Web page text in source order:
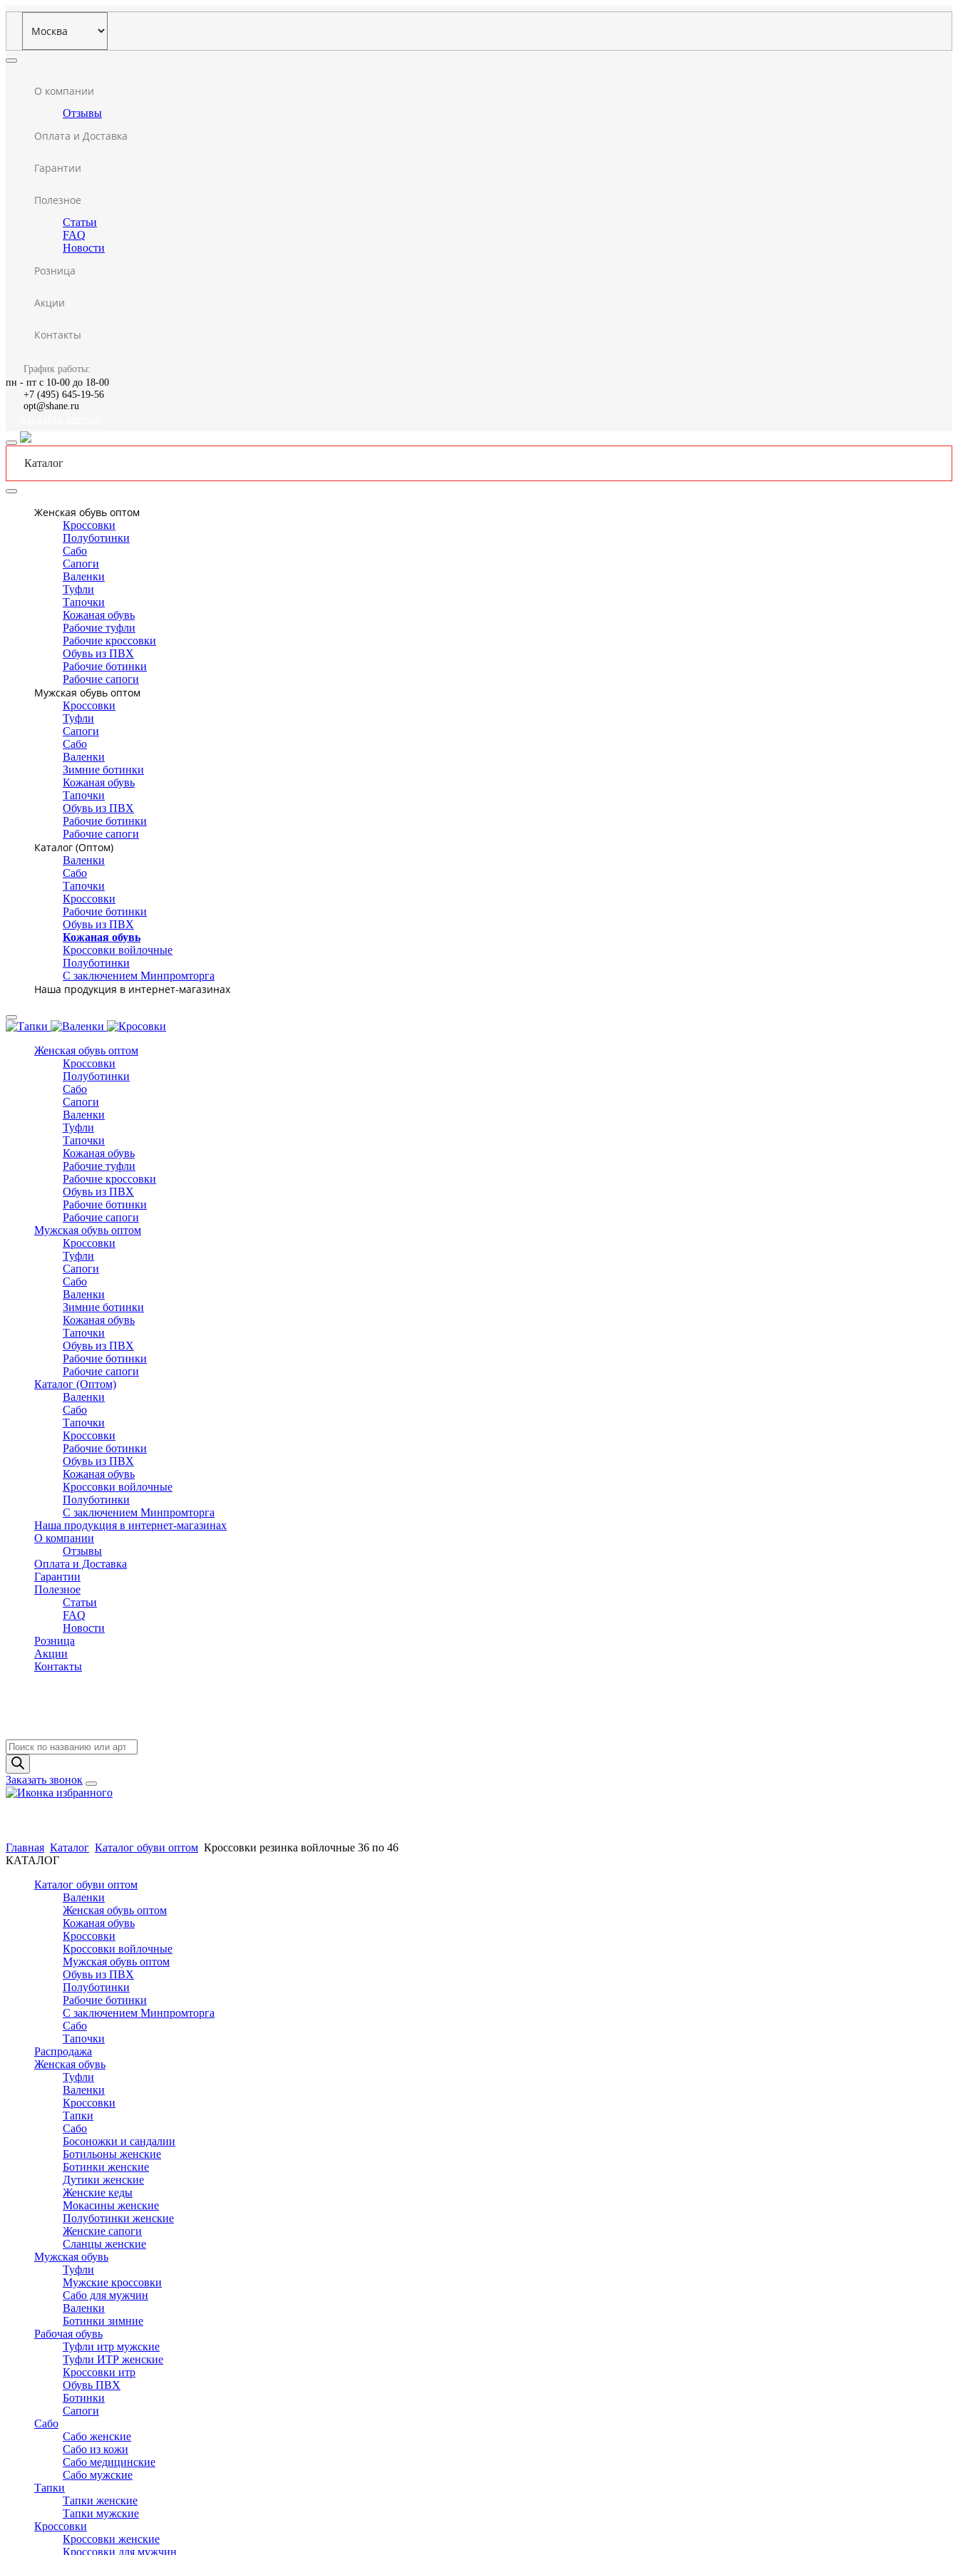
О компании
Отзывы
Оплата и Доставка
Гарантии
Полезное
Статьи
FAQ
Новости
Розница
Акции
Контакты
График работы:
пн - пт с 10-00 до 18-00
+7 (495) 645-19-56
opt@shane.ru
Каталог
Женская обувь оптом
Кроссовки
Полуботинки
Сабо
Сапоги
Валенки
Туфли
Тапочки
Кожаная обувь
Рабочие туфли
Рабочие кроссовки
Обувь из ПВХ
Рабочие ботинки
Рабочие сапоги
Мужская обувь оптом
Кроссовки
Туфли
Сапоги
Сабо
Валенки
Зимние ботинки
Кожаная обувь
Тапочки
Обувь из ПВХ
Рабочие ботинки
Рабочие сапоги
Каталог (Оптом)
Валенки
Сабо
Тапочки
Кроссовки
Рабочие ботинки
Обувь из ПВХ
Кожаная обувь
Кроссовки войлочные
Полуботинки
С заключением Минпромторга
Наша продукция в интернет-магазинах
Женская обувь оптом
Кроссовки
Полуботинки
Сабо
Сапоги
Валенки
Туфли
Тапочки
Кожаная обувь
Рабочие туфли
Рабочие кроссовки
Обувь из ПВХ
Рабочие ботинки
Рабочие сапоги
Мужская обувь оптом
Кроссовки
Туфли
Сапоги
Сабо
Валенки
Зимние ботинки
Кожаная обувь
Тапочки
Обувь из ПВХ
Рабочие ботинки
Рабочие сапоги
Каталог (Оптом)
Валенки
Сабо
Тапочки
Кроссовки
Рабочие ботинки
Обувь из ПВХ
Кожаная обувь
Кроссовки войлочные
Полуботинки
C заключением Минпромторга
Наша продукция в интернет-магазинах
О компании
Отзывы
Оплата и Доставка
Гарантии
Полезное
Статьи
FAQ
Новости
Розница
Акции
Контакты
Поиск
товаров
Заказать звонок
Главная Каталог Каталог обуви оптом Кроссовки резинка войлочные 36 по 46
КАТАЛОГ
Каталог обуви оптом
Валенки
Женская обувь оптом
Кожаная обувь
Кроссовки
Кроссовки войлочные
Мужская обувь оптом
Обувь из ПВХ
Полуботинки
Рабочие ботинки
С заключением Минпромторга
Сабо
Тапочки
Распродажа
Женская обувь
Туфли
Валенки
Кроссовки
Тапки
Сабо
Босоножки и сандалии
Ботильоны женские
Ботинки женские
Дутики женские
Женские кеды
Мокасины женские
Полуботинки женские
Женские сапоги
Сланцы женские
Мужская обувь
Туфли
Мужские кроссовки
Сабо для мужчин
Валенки
Ботинки зимние
Рабочая обувь
Туфли итр мужские
Туфли ИТР женские
Кроссовки итр
Обувь ПВХ
Ботинки
Сапоги
Сабо
Сабо женские
Сабо из кожи
Сабо медицинские
Сабо мужские
Тапки
Тапки женские
Тапки мужские
Кроссовки
Кроссовки женские
Кроссовки для мужчин